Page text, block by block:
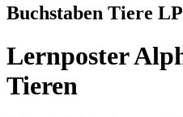
Buchstaben Tiere
Lernposter
Tieren